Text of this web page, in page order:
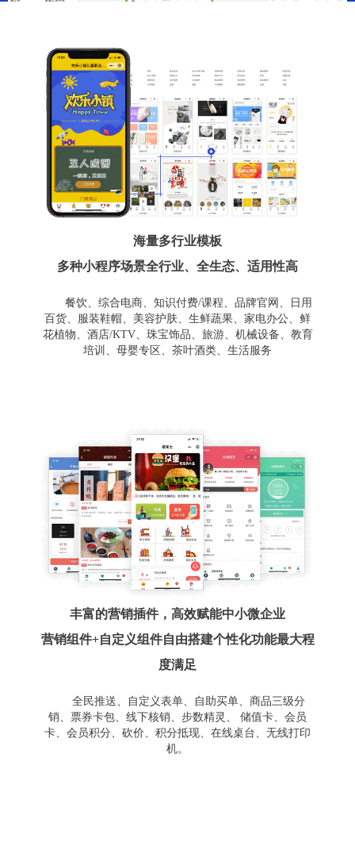
海量多行业模板
多种小程序场景全行业、全生态、适用性高
餐饮、综合电商、知识付费/课程、品牌官网、日用
百货、服装鞋帽、美容护肤、生鲜蔬果、家电办公、鲜
花植物、酒店/KTV、珠宝饰品、旅游、机械设备、教育
培训、母婴专区、茶叶酒类、生活服务
丰富的营销插件，高效赋能中小微企业
营销组件+自定义组件自由搭建个性化功能最大程
度满足
全民推送、自定义表单、自助买单、商品三级分
销、票券卡包、线下核销、步数精灵、 储值卡、会员
卡、会员积分、砍价、积分抵现、在线桌台、无线打印
机。